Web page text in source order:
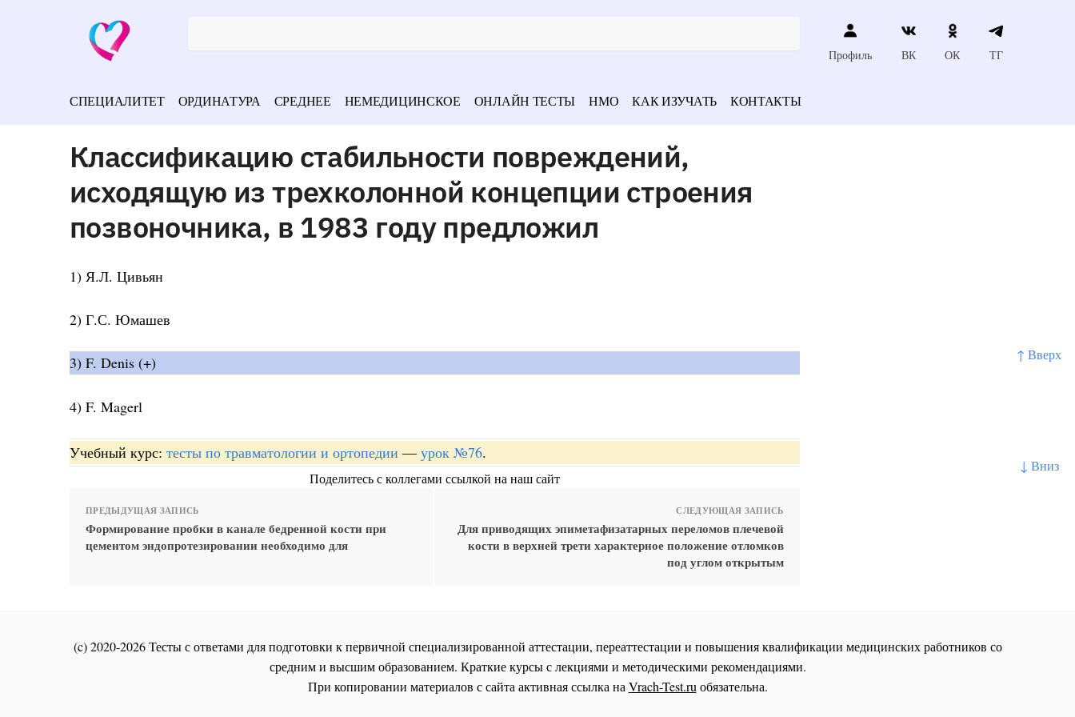
↑ Вверх
↓ Вниз
Профиль ВК ОК ТГ
СПЕЦИАЛИТЕТ ОРДИНАТУРА СРЕДНЕЕ НЕМЕДИЦИНСКОЕ ОНЛАЙН ТЕСТЫ НМО КАК ИЗУЧАТЬ КОНТАКТЫ
Классификацию стабильности повреждений,
исходящую из трехколонной концепции строения
позвоночника, в 1983 году предложил
1) Я.Л. Цивьян
2) Г.С. Юмашев
3) F. Denis (+)
4) F. Magerl
Учебный курс: тесты по травматологии и ортопедии — урок №76.
Поделитесь с коллегами ссылкой на наш сайт
ПРЕДЫДУЩАЯ ЗАПИСЬ
Формирование пробки в канале бедренной кости при
цементом эндопротезировании необходимо для
СЛЕДУЮЩАЯ ЗАПИСЬ
Для приводящих эпиметафизатарных переломов плечевой
кости в верхней трети характерное положение отломков
под углом открытым
(c) 2020-2026 Тесты с ответами для подготовки к первичной специализированной аттестации, переаттестации и повышения квалификации медицинских работников со
средним и высшим образованием. Краткие курсы с лекциями и методическими рекомендациями.
При копировании материалов с сайта активная ссылка наVrach-Test.ruобязательна.